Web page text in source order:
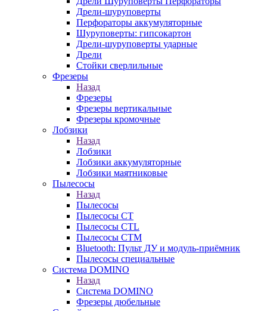
Дрели-шуруповерты
Перфораторы аккумуляторные
Шуруповерты: гипсокартон
Дрели-шуруповерты ударные
Дрели
Стойки сверлильные
Фрезеры
Назад
Фрезеры
Фрезеры вертикальные
Фрезеры кромочные
Лобзики
Назад
Лобзики
Лобзики аккумуляторные
Лобзики маятниковые
Пылесосы
Назад
Пылесосы
Пылесосы CT
Пылесосы CTL
Пылесосы CTM
Bluetooth: Пульт ДУ и модуль-приёмник
Пылесосы специальные
Система DOMINO
Назад
Система DOMINO
Фрезеры дюбельные